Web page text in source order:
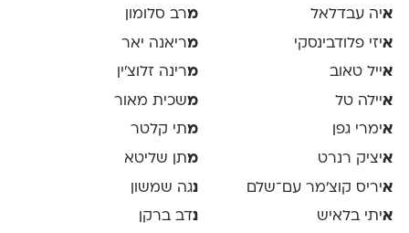
איה עבדלאל
איזי פלודבינסקי
אייל טאוב
איילה טל
אימרי גפן
איציק רנרט
איריס קוצ׳מר עם־שלם
איתי בלאיש
מרב סלומון
מריאנה יאר
מרינה זלוצ׳ין
משכית מאור
מתי קלטר
מתן שליטא
נגה שמשון
נדב ברקן